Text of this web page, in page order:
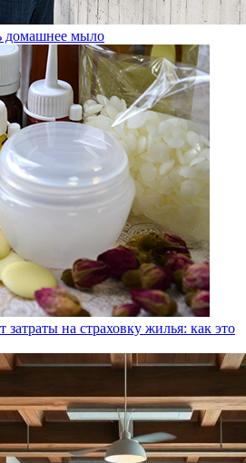
домашнее мыло
на страховку жилья: как это